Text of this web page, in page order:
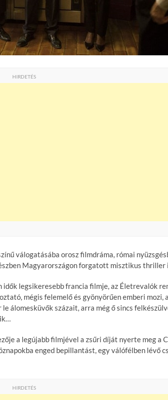
HIRDETÉS
válogatásába orosz filmdráma, római
Magyarországon forgatott misztikus
legsikeresebb francia filmje, az Életrevalók
mégis felemelő és gyönyörűen emberi mozi,
álomesküvők százait, arra még ő sincs
a legújabb filmjével a zsűri díját nyerte meg a
enged bepillantást, egy válófélben lévő
HIRDETÉS